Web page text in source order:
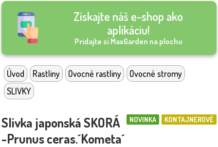
Získajte náš e-shop ako
aplikáciu!
Pridajte si MaxGarden na plochu
Úvod Rastliny Ovocné rastliny
Ovocné stromy
SLIVKY
KONTAJNEROVÉ
NOVINKA
Slivka japonská SKORÁ
-Prunus ceras.´Kometa´